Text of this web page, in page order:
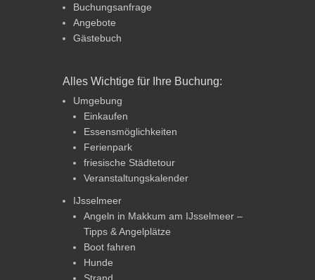
Buchungsanfrage
Angebote
Gästebuch
Alles Wichtige für Ihre Buchung:
Umgebung
Einkaufen
Essensmöglichkeiten
Ferienpark
friesische Städtetour
Veranstaltungskalender
IJsselmeer
Angeln in Makkum am IJsselmeer –
Tipps & Angelplätze
Boot fahren
Hunde
Strand